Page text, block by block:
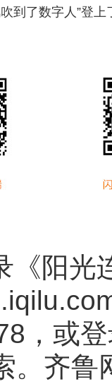
到了数字人”登
《阳光
，或
。齐鲁